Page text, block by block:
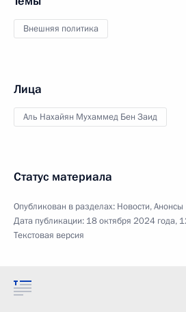
Внешняя политика
Лица
Аль Нахайян Мухаммед Бен Заид
Статус материала
Опубликован в разделах: Новости,Анонсы
Дата публикации: 18 октября 2024 года,
Текстовая версия